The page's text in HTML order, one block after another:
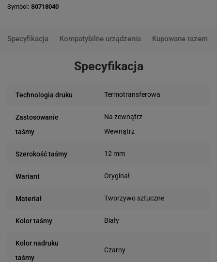
Symbol S0718040
Specyfikacja Kompatybilne urządzenia Kupowane razem
Specyfikacja
Technologia druku Termotransferowa
Zastosowanie
taśmy
Na zewnątrz
Wewnątrz
Szerokość taśmy 12 mm
Wariant Oryginał
Materiał Tworzywo sztuczne
Kolor taśmy Biały
Kolor nadruku
taśmy
Czarny